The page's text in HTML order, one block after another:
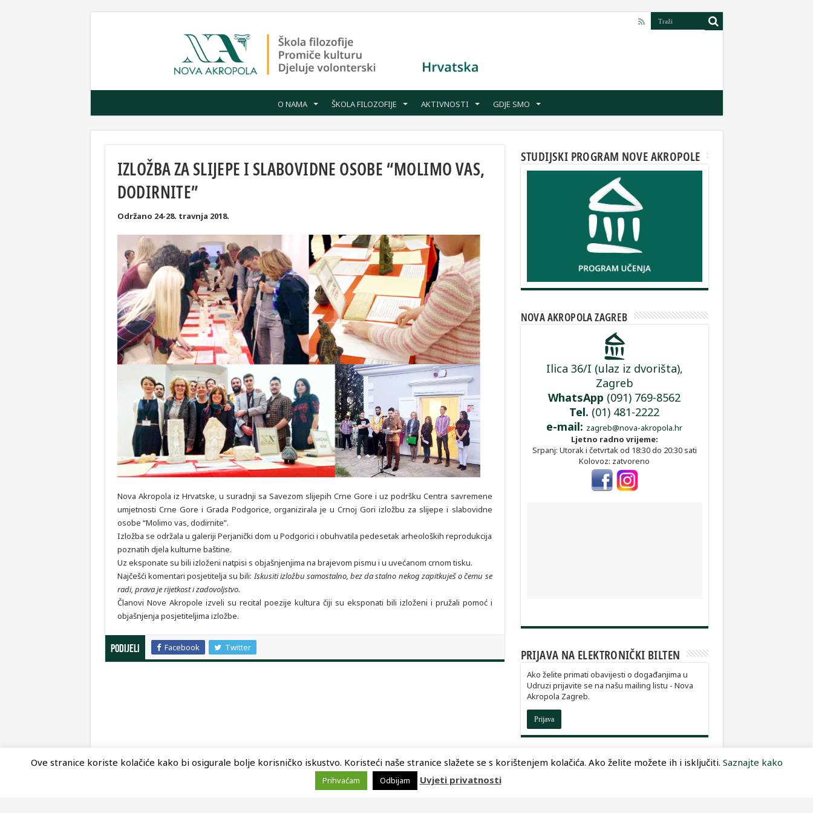
O NAMA ŠKOLA FILOZOFIJE AKTIVNOSTI GDJE SMO
IZLOŽBA ZA SLIJEPE I SLABOVIDNE OSOBE “MOLIMO VAS,
DODIRNITE”
Održano 24-28. travnja 2018.
Nova Akropola iz Hrvatske, u suradnji sa Savezom slijepih Crne Gore i uz podršku Centra savremene
umjetnosti Crne Gore i Grada Podgorice, organizirala je u Crnoj Gori izložbu za slijepe i slabovidne
osobe “Molimo vas, dodirnite”.
Izložba se održala u galeriji Perjanički dom u Podgorici i obuhvatila pedesetak arheoloških reprodukcija
poznatih djela kulturne baštine.
Uz eksponate su bili izloženi natpisi s objašnjenjima na brajevom pismu i u uvećanom crnom tisku.
Najčešći komentari posjetitelja su bili:Iskusiti izložbu samostalno, bez da stalno nekog zapitkuješ o čemu se
radi, prava je rijetkost i zadovoljstvo.
Članovi Nove Akropole izveli su recital poezije kultura čiji su eksponati bili izloženi i pružali pomoć i
objašnjenja posjetiteljima izložbe.
Podijeli Facebook Twitter
STUDIJSKI PROGRAM NOVE AKROPOLE
NOVA AKROPOLA ZAGREB
Ilica 36/I (ulaz iz dvorišta),
Zagreb
WhatsApp (091) 769-8562
Tel. (01) 481-2222
e-mail: zagreb@nova-akropola.hr
Ljetno radno vrijeme:
Srpanj: Utorak i četvrtak od 18:30 do 20:30 sati
Kolovoz: zatvoreno
PRIJAVA NA ELEKTRONIČKI BILTEN
Ako želite primati obavijesti o događanjima u
Udruzi prijavite se na našu mailing listu - Nova
Akropola Zagreb.
Prijava
Ove stranice koriste kolačiće kako bi osigurale bolje korisničko iskustvo. Koristeći naše stranice slažete se s korištenjem kolačića. Ako želite možete ih i isključiti. Saznajte kako
Prihvaćam Odbijam Uvjeti privatnosti